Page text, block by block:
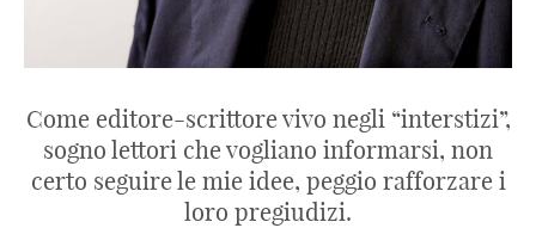
Come editore-scrittore vivo negli “interstizi”,
sogno lettori che vogliano informarsi, non
certo seguire le mie idee, peggio rafforzare i
loro pregiudizi.